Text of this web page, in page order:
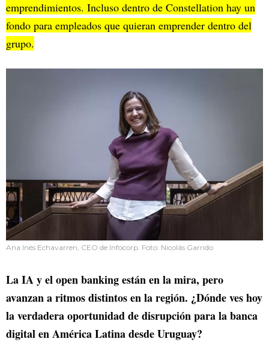
emprendimientos. Incluso dentro de Constellation hay un
fondo para empleados que quieran emprender dentro del
grupo.
Ana Inés Echavarren, CEO de Infocorp. Foto: Nicolás Garrido
La IA y el open banking están en la mira, pero
avanzan a ritmos distintos en la región. ¿Dónde ves hoy
la verdadera oportunidad de disrupción para la banca
digital en América Latina desde Uruguay?